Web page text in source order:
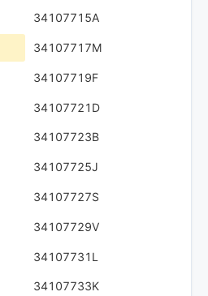
34107715A
34107717M
34107719F
34107721D
34107723B
34107725J
34107727S
34107729V
34107731L
34107733K